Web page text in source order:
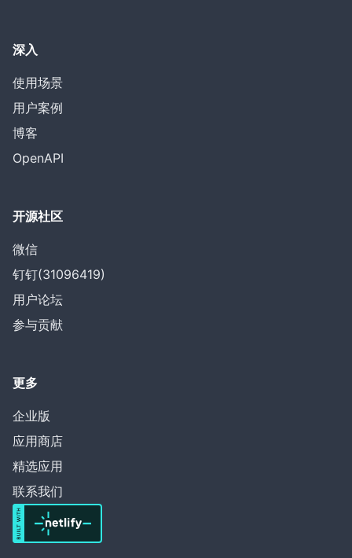
深入
使用场景
用户案例
博客
OpenAPI
开源社区
微信
钉钉(31096419)
用户论坛
参与贡献
更多
企业版
应用商店
精选应用
联系我们